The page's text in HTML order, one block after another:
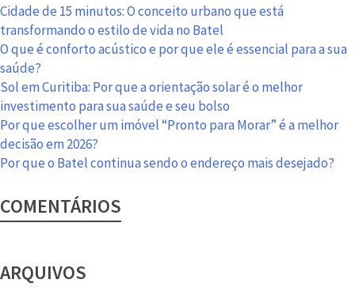
errar
decoração
Cidade de 15 minutos: O conceito urbano que está
transformando o estilo de vida no Batel
O que é conforto acústico e por que ele é essencial para a sua
saúde?
Sol em Curitiba: Por que a orientação solar é o melhor
investimento para sua saúde e seu bolso
Por que escolher um imóvel “Pronto para Morar” é a melhor
decisão em 2026?
Por que o Batel continua sendo o endereço mais desejado?
COMENTÁRIOS
ARQUIVOS